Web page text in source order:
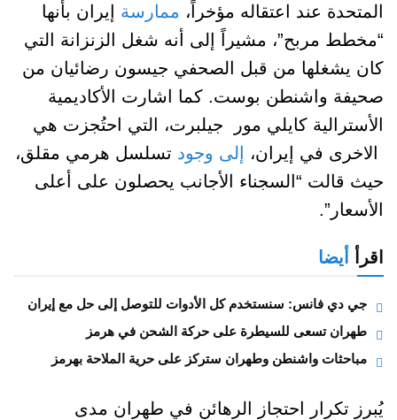
المتحدة عند اعتقاله مؤخراً، ممارسة إيران بأنها
“مخطط مربح”، مشيراً إلى أنه شغل الزنزانة التي
كان يشغلها من قبل الصحفي جيسون رضائيان من
صحيفة واشنطن بوست. كما اشارت الأكاديمية
الأسترالية كايلي مور جيلبرت، التي احتُجزت هي
الاخرى في إيران، إلى وجود تسلسل هرمي مقلق،
حيث قالت “السجناء الأجانب يحصلون على أعلى
الأسعار”.
اقرأ أيضا
جي دي فانس: سنستخدم كل الأدوات للتوصل إلى حل مع إيران
طهران تسعى للسيطرة على حركة الشحن في هرمز
مباحثات واشنطن وطهران ستركز على حرية الملاحة بهرمز
يُبرز تكرار احتجاز الرهائن في طهران مدى